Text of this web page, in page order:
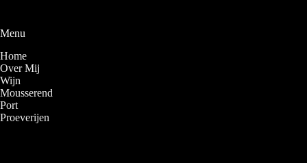
Menu
Home
Over Mij
Wijn
Mousserend
Port
Proeverijen